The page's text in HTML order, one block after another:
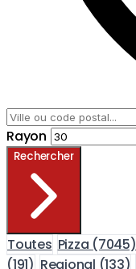
Rayon
Rechercher
Toutes Pizza (7045)
(191) Regional (133)